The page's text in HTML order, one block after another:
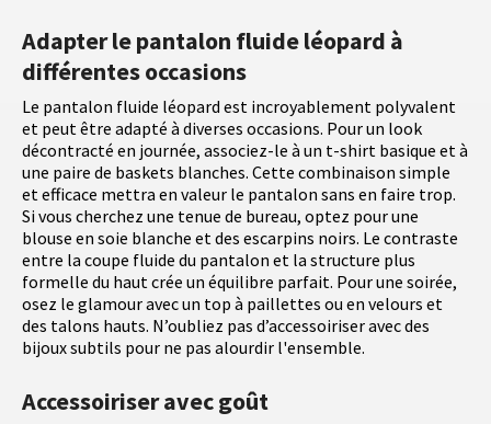
Adapter le pantalon fluide léopard à
différentes occasions
Le pantalon fluide léopard est incroyablement polyvalent
et peut être adapté à diverses occasions. Pour un look
décontracté en journée, associez-le à un t-shirt basique et à
une paire de baskets blanches. Cette combinaison simple
et efficace mettra en valeur le pantalon sans en faire trop.
Si vous cherchez une tenue de bureau, optez pour une
blouse en soie blanche et des escarpins noirs. Le contraste
entre la coupe fluide du pantalon et la structure plus
formelle du haut crée un équilibre parfait. Pour une soirée,
osez le glamour avec un top à paillettes ou en velours et
des talons hauts. N’oubliez pas d’accessoiriser avec des
bijoux subtils pour ne pas alourdir l'ensemble.
Accessoiriser avec goût